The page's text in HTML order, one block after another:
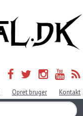
Opret bruger Kontakt